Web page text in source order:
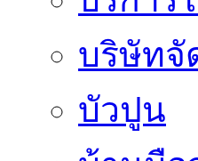
บริษัทจั
บัวปูน